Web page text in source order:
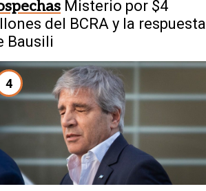
Misterio por $4
del BCRA y la respuesta
Bausili
4